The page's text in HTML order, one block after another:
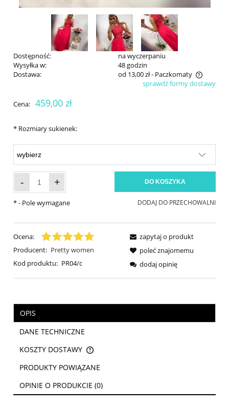
Dostępność:
na wyczerpaniu
Wysyłka w:
48 godzin
Dostawa:
od 13,00 zł- Paczkomaty
Cena nie zawiera ewentualnych kosztów płatnościsprawdź formy dostawy
Cena: 459,00 zł
* Rozmiary sukienek:
- + DO KOSZYKA
DODAJ DO PRZECHOWALNI
*- Pole wymagane
Ocena:
Producent: Pretty women
Kod produktu: PR04/c
zapytaj o produkt
poleć znajomemu
dodaj opinię
OPIS
DANE TECHNICZNE
KOSZTY DOSTAWY
CENA NIE ZAWIERA EWENTUALNYCH KOSZTÓW PŁATNOŚCI
PRODUKTY POWIĄZANE
OPINIE O PRODUKCIE (0)